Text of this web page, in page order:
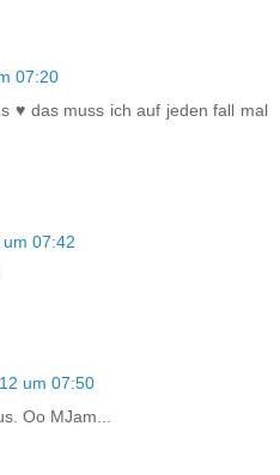
07:20
♥ das muss ich auf jeden fall mal
07:42
um 07:50
Oo MJam...